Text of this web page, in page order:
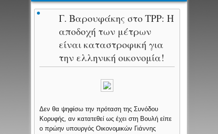
Γ. Βαρουφάκης στο ΤΡΡ: Η
αποδοχή των μέτρων
είναι καταστροφική για
την ελληνική οικονομία!
Δεν θα ψηφίσω την πρόταση της Συνόδου
Κορυφής, αν κατατεθεί ως έχει στη Βουλή είπε
ο πρώην υπουργός Οικονομικών Γιάννης